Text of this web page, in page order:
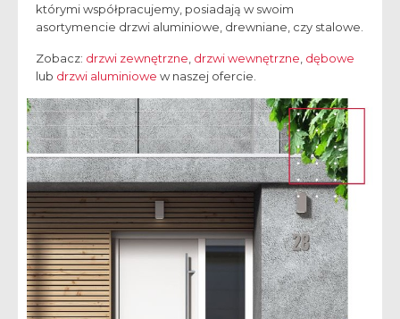
którymi współpracujemy, posiadają w swoim
asortymencie drzwi aluminiowe, drewniane, czy stalowe.
Zobacz: drzwi zewnętrzne drzwi wewnętrzne dębowe
lub drzwi aluminiowe w naszej ofercie.